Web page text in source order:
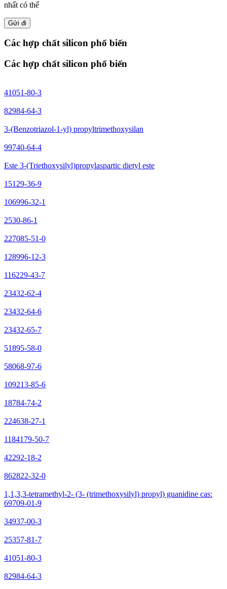
nhất có thể
Gửi đi
Các hợp chất silicon phổ biến
Các hợp chất silicon phổ biến
41051-80-3
82984-64-3
3-(Benzotriazol-1-yl) propyltrimethoxysilan
99740-64-4
Este 3-(Triethoxysilyl)propylaspartic dietyl este
15129-36-9
106996-32-1
2530-86-1
227085-51-0
128996-12-3
116229-43-7
23432-62-4
23432-64-6
23432-65-7
51895-58-0
58068-97-6
109213-85-6
18784-74-2
224638-27-1
1184179-50-7
42292-18-2
862822-32-0
1,1,3,3-tetramethyl-2- (3- (trimethoxysilyl) propyl) guanidine cas:
69709-01-9
34937-00-3
25357-81-7
41051-80-3
82984-64-3